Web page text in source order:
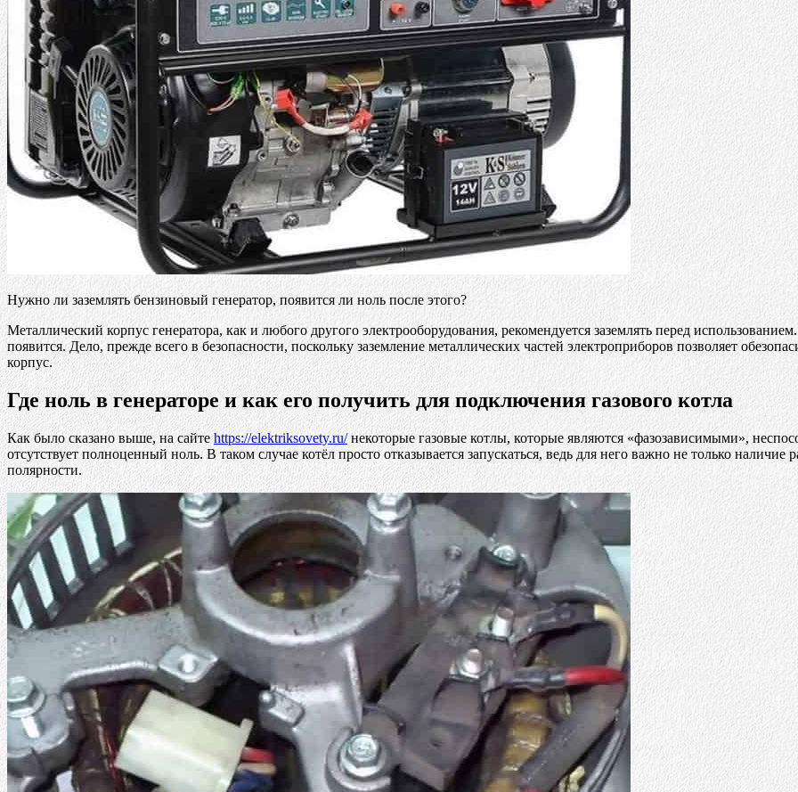
Нужно ли заземлять бензиновый генератор, появится ли ноль после этого?
Металлический корпус генератора, как и любого другого электрооборудования, рекомендуется заземлять перед
появится. Дело, прежде всего в безопасности, поскольку заземление металлических частей электроприборов позволяет
корпус.
Где ноль в генераторе и как его получить для подключения газового котла
Как было сказано выше, на сайтеhttps://elektriksovety.ru/некоторые газовые котлы, которые являются «фазозависимыми»,
отсутствует полноценный ноль. В таком случае котёл просто отказывается запускаться, ведь для него важно не только
полярности.